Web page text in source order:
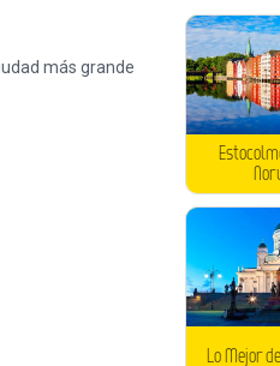
Lo Mejor